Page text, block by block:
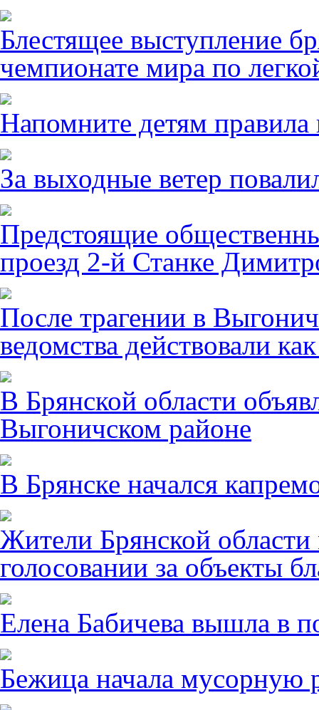
Блестящее выступление
чемпионате мира по
Напомните детям правила
За выходные ветер
Предстоящие
проезд 2-й Станке
После трагении в
ведомства действовали
В Брянской области
Выгоничском районе
В Брянске начался
Жители Брянской области
голосовании за объекты
Елена Бабичева вышла в
Бежица начала мусорную